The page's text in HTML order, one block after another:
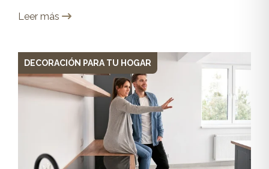
Leer más
DECORACIÓN PARA TU HOGAR